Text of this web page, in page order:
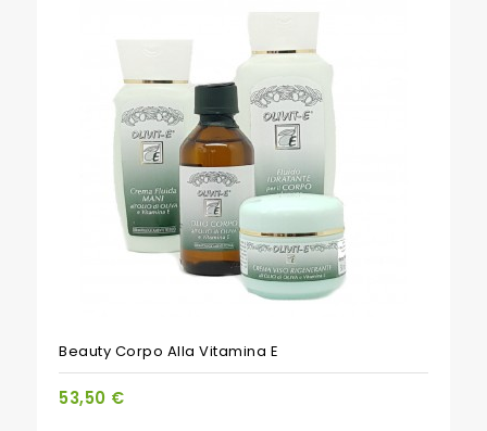
Beauty Corpo Alla Vitamina E
53,50 €